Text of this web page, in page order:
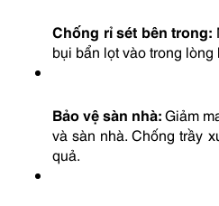
Chống rỉ sét bên trong:
bụi bẩn lọt vào trong
Bảo vệ sàn nhà: Giảm
và sàn nhà. Chống trầy
quả.